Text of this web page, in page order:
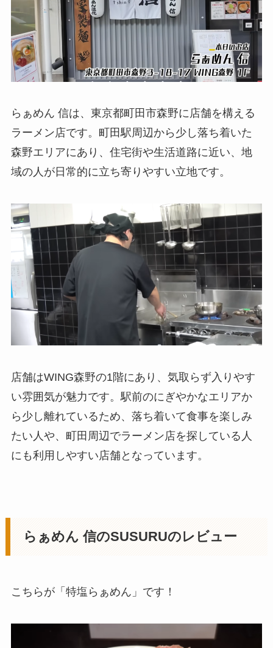
らぁめん 信は、東京都町田市森野に店舗を構える
ラーメン店です。町田駅周辺から少し落ち着いた
森野エリアにあり、住宅街や生活道路に近い、地
域の人が日常的に立ち寄りやすい立地です。
店舗はWING森野の1階にあり、気取らず入りやす
い雰囲気が魅力です。駅前のにぎやかなエリアか
ら少し離れているため、落ち着いて食事を楽しみ
たい人や、町田周辺でラーメン店を探している人
にも利用しやすい店舗となっています。
らぁめん 信のSUSURUのレビュー
こちらが「特塩らぁめん」です！